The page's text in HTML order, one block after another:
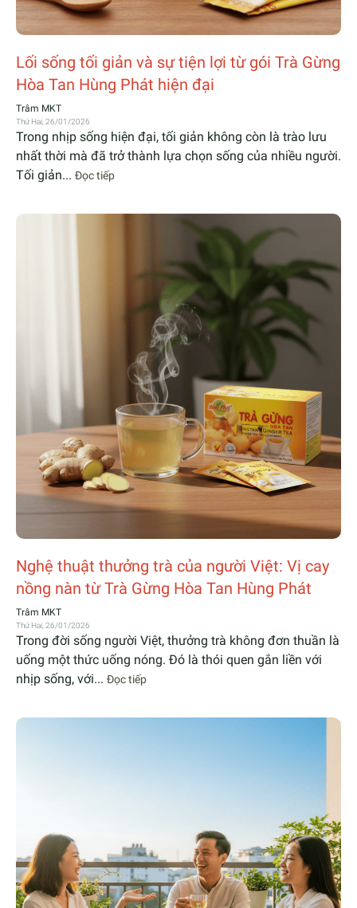
Lối sống tối giản và sự tiện lợi từ gói Trà Gừng
Hòa Tan Hùng Phát hiện đại
Trâm MKT
Thứ Hai, 26/01/2026
Trong nhịp sống hiện đại, tối giản không còn là trào lưu
nhất thời mà đã trở thành lựa chọn sống của nhiều người.
Tối giản... Đọc tiếp
Nghệ thuật thưởng trà của người Việt: Vị cay
nồng nàn từ Trà Gừng Hòa Tan Hùng Phát
Trâm MKT
Thứ Hai, 26/01/2026
Trong đời sống người Việt, thưởng trà không đơn thuần là
uống một thức uống nóng. Đó là thói quen gắn liền với
nhịp sống, với... Đọc tiếp